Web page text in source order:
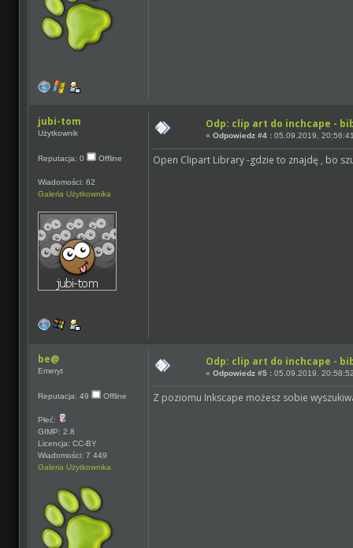
jubi-tom
Użytkownik
Reputacja: 0 Offline
Wiadomości: 62
Galeria Użytkownika
Odp: clip art do inchcape -
«Odpowiedz #4 : 05.09.2019,
Open Clipart Library -gdzie to znajdę , bo
be@
Emeryt
Reputacja: 49 Offline
Płeć:
GIMP: 2.8
Licencja: CC-BY
Wiadomości: 7 449
Galeria Użytkownika
Odp: clip art do inchcape -
«Odpowiedz #5 : 05.09.2019,
Z poziomu Inkscape możesz sobie